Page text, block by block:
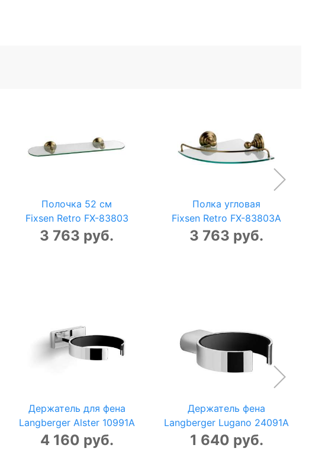
Полочка 52 см
Fixsen Retro FX-83803
3 763 руб.
Полка угловая
Fixsen Retro FX-83803A
3 763 руб.
Держатель для фена
Langberger Alster 10991A
4 160 руб.
Держатель фена
Langberger Lugano 24091A
1 640 руб.